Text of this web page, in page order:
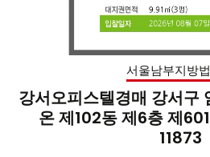
서울남부지방
강서오피스텔경매 강서구
온 제102동 제6층 제
11873